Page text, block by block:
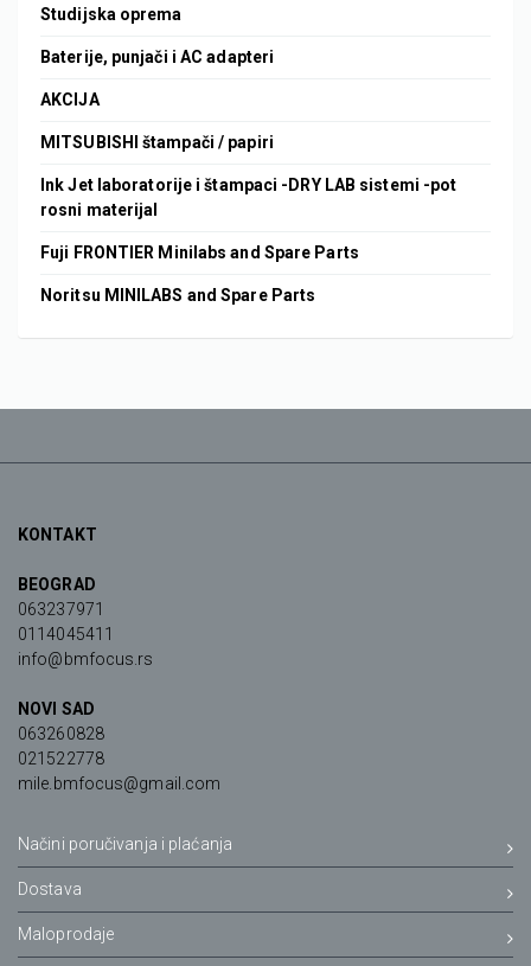
Studijska oprema
Baterije, punjači i AC adapteri
AKCIJA
MITSUBISHI štampači / papiri
Ink Jet laboratorije i štampaci -DRY LAB sistemi -pot
rosni materijal
Fuji FRONTIER Minilabs and Spare Parts
Noritsu MINILABS and Spare Parts
KONTAKT
BEOGRAD
063237971
0114045411
info@bmfocus.rs
NOVI SAD
063260828
021522778
mile.bmfocus@gmail.com
Načini poručivanja i plaćanja
Dostava
Maloprodaje